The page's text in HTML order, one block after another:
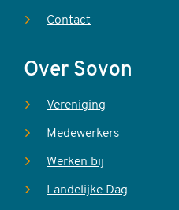
Contact
Over Sovon
Vereniging
Medewerkers
Werken bij
Landelijke Dag